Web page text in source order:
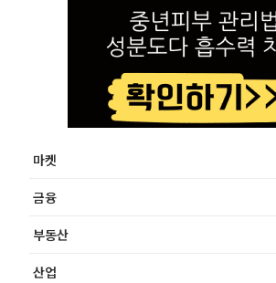
마켓
금융
부동산
산업